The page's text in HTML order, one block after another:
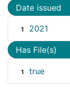
Date issued
1 2021
Has File(s)
1 true